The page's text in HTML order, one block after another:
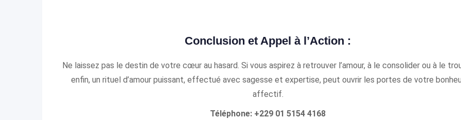
Conclusion et Appel à l’Action :
Ne laissez pas le destin de votre cœur au hasard. Si vous aspirez à retrouver l’amour, à le consolider ou à le
enfin, un rituel d’amour puissant, effectué avec sagesse et expertise, peut ouvrir les portes de votre
affectif.
Téléphone: +229 01 5154 4168